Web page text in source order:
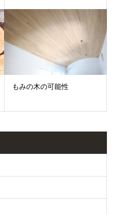
もみの木の可能性